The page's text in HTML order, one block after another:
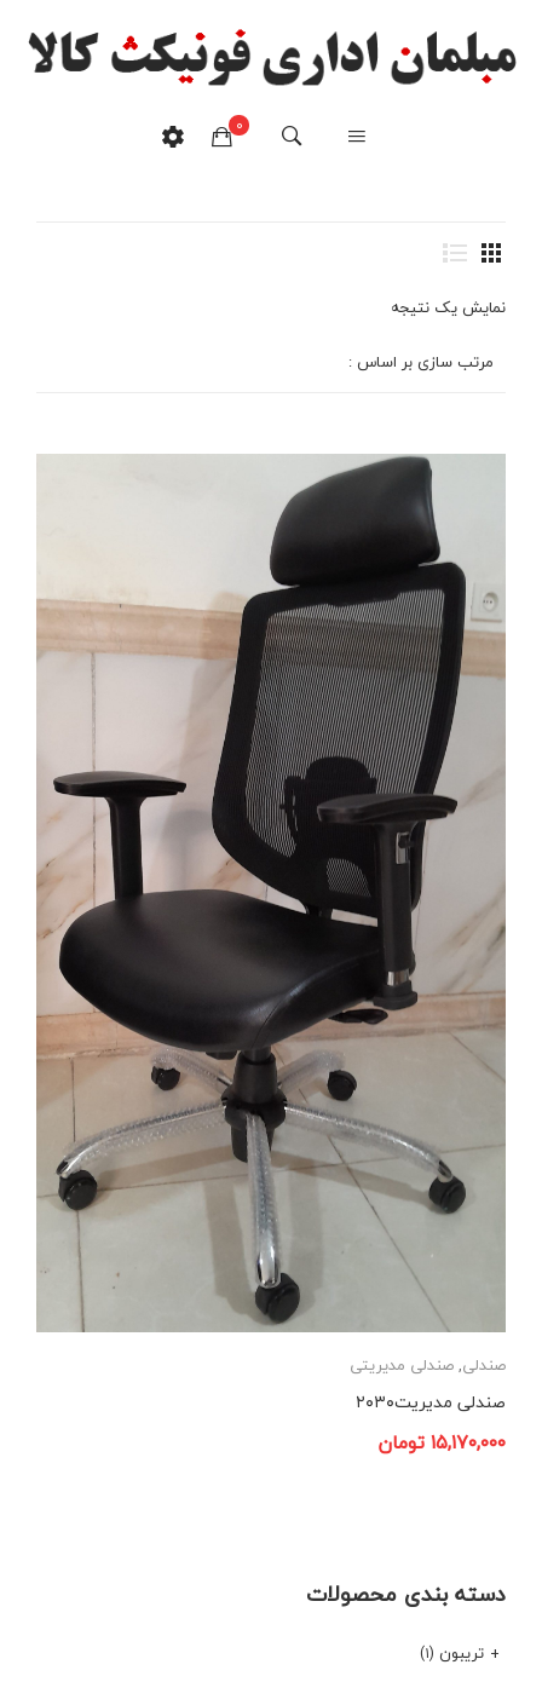
0
صندلی مدیریت ۲۰۳۰
نمایش یک نتیجه
مرتب سازی بر اساس :
صندلی,صندلی مدیریتی
صندلی مدیریت۲۰۳۰
۱۵,۱۷۰,۰۰۰تومان
دسته بندی محصولات
تریبون (۱)